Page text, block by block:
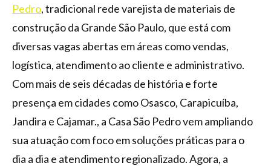
Pedro, tradicional rede varejista de materiais de
construção da Grande São Paulo, que está com
diversas vagas abertas em áreas como vendas,
logística, atendimento ao cliente e administrativo.
Com mais de seis décadas de história e forte
presença em cidades como Osasco, Carapicuíba,
Jandira e Cajamar., a Casa São Pedro vem ampliando
sua atuação com foco em soluções práticas para o
dia a dia e atendimento regionalizado. Agora, a